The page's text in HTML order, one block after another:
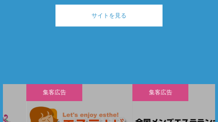
サイトを見る
集客広告 集客広告